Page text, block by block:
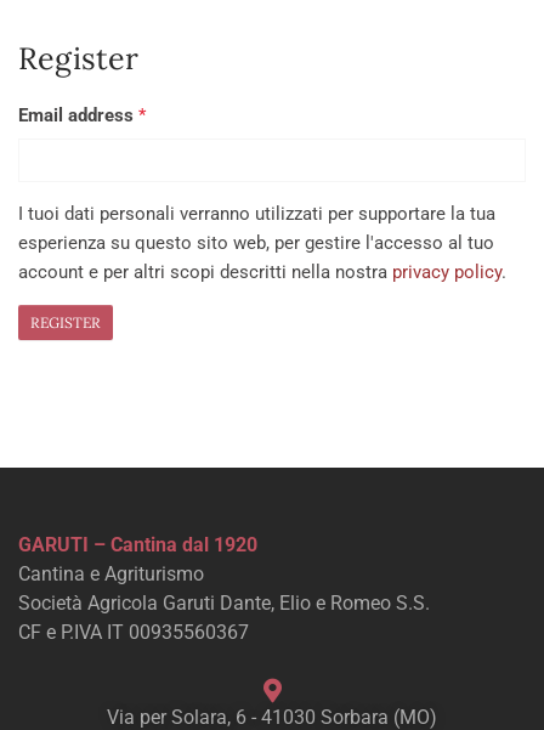
Register
Email address *
I tuoi dati personali verranno utilizzati per supportare la tua
esperienza su questo sito web, per gestire l'accesso al tuo
account e per altri scopi descritti nella nostra privacy policy.
GARUTI – Cantina dal 1920
Cantina e Agriturismo
Società Agricola Garuti Dante, Elio e Romeo S.S.
CF e P.IVA IT 00935560367
Via per Solara, 6 - 41030 Sorbara (MO)